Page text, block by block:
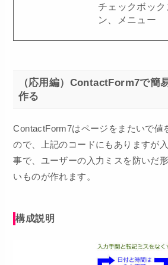
チェックボッ
ン、メニュー
（応用編）ContactForm7で簡
作る
ContactForm7はページをまたいで値
ので、上記のコードにもありますが
事で、ユーザーの入力ミスを防いだ
いものが作れます。
構成説明